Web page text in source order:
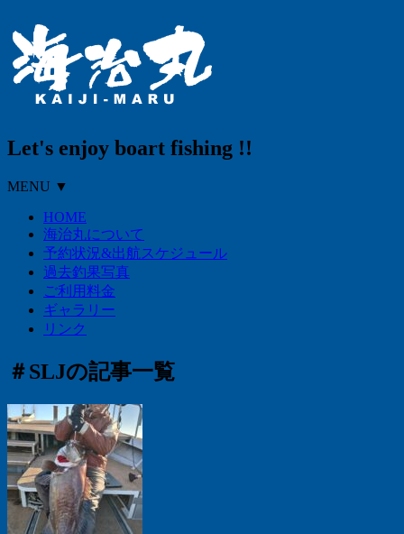
Let's enjoy boart fishing !!
MENU ▼
HOME
海治丸について
予約状況&出航スケジュール
過去釣果写真
ご利用料金
ギャラリー
リンク
＃SLJの記事一覧